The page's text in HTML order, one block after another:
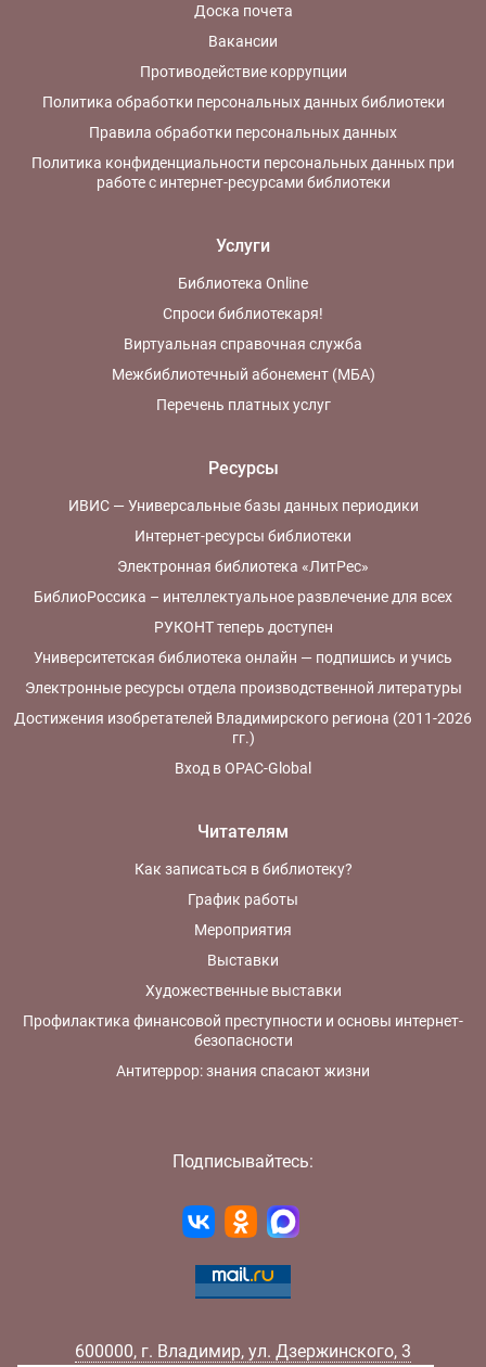
Доска почета
Вакансии
Противодействие коррупции
Политика обработки персональных данных библиотеки
Правила обработки персональных данных
Политика конфиденциальности персональных данных при
работе с интернет-ресурсами библиотеки
Услуги
Библиотека Online
Спроси библиотекаря!
Виртуальная справочная служба
Межбиблиотечный абонемент (МБА)
Перечень платных услуг
Ресурсы
ИВИС — Универсальные базы данных периодики
Интернет-ресурсы библиотеки
Электронная библиотека «ЛитРес»
БиблиоРоссика – интеллектуальное развлечение для всех
РУКОНТ теперь доступен
Университетская библиотека онлайн — подпишись и учись
Электронные ресурсы отдела производственной литературы
Достижения изобретателей Владимирского региона (2011-2026
гг.)
Вход в OPAC-Global
Читателям
Как записаться в библиотеку?
График работы
Мероприятия
Выставки
Художественные выставки
Профилактика финансовой преступности и основы интернет-
безопасности
Антитеррор: знания спасают жизни
Подписывайтесь:
600000, г. Владимир, ул. Дзержинского, 3